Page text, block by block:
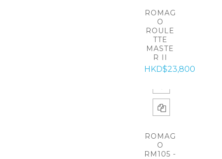
ROMAG
O
ROULE
TTE
MASTE
R II
HKD$23,800
ROMAG
O
RM105 -